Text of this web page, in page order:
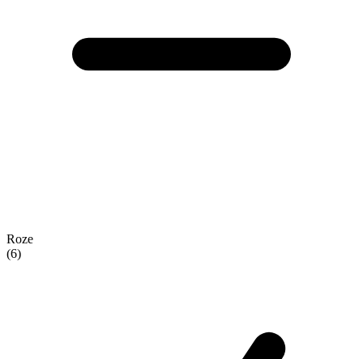
Roze
(6)